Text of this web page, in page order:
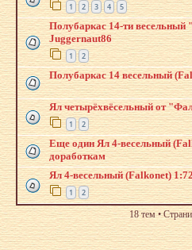
1 2 3 4 5
Полубаркас 14-ти
Juggernaut86
1 2
Полубаркас 14 весельный
Ял четырёхвёсельный от
1 2
Еще один Ял 4-весельный
доработкам
Ял 4-весельный (Falkonet)
1 2
18 тем •